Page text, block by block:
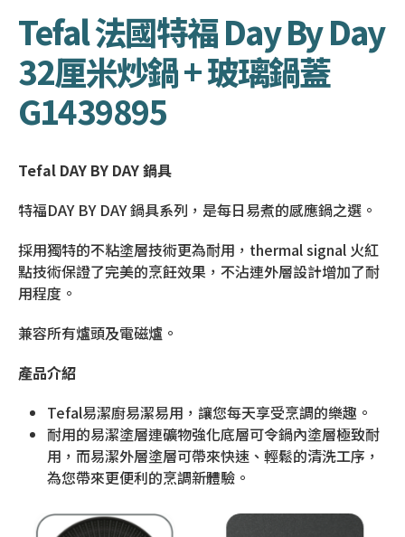
Tefal 法國特福 Day By Day
32厘米炒鍋 + 玻璃鍋蓋
G1439895
Tefal DAY BY DAY 鍋具
特福DAY BY DAY 鍋具系列，是每日易煮的感應鍋之選。
採用獨特的不粘塗層技術更為耐用，thermal signal 火紅
點技術保證了完美的烹飪效果，不沾連外層設計增加了耐
用程度。
兼容所有爐頭及電磁爐。
產品介紹
Tefal易潔廚易潔易用，讓您每天享受烹調的樂趣。
耐用的易潔塗層連礦物強化底層可令鍋內塗層極致耐
用，而易潔外層塗層可帶來快速、輕鬆的清洗工序，
為您帶來更便利的烹調新體驗。